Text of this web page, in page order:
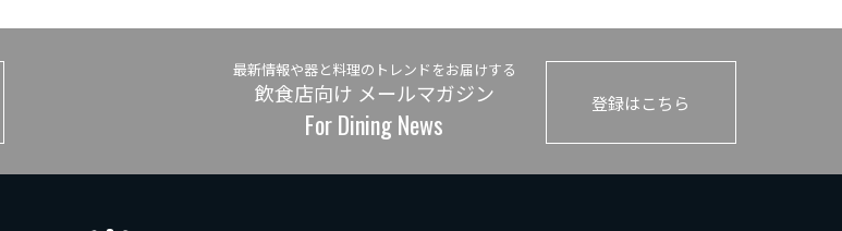
最新情報や器と料理のトレンドをお届けする
飲食店向け メールマガジン
For Dining News
登録はこちら